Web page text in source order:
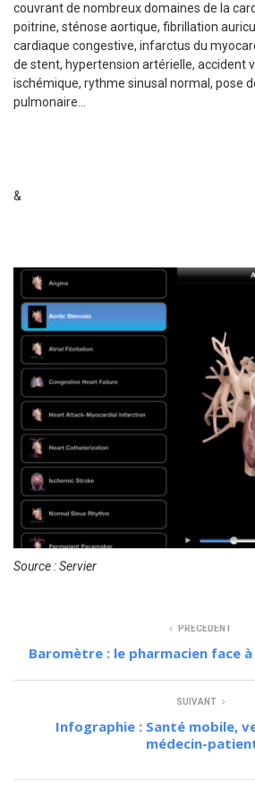
couvrant de nombreux domaines de la
poitrine, sténose aortique, fibrillation
cardiaque congestive, infarctus du
de stent, hypertension artérielle, accident
ischémique, rythme sinusal normal, pose
pulmonaire…
&
Source : Servier
PRÉCÉDENT
Baromètre : le pharmacien face
SUIVANT
Infographie : Santé mobile,
médecin-